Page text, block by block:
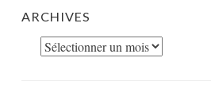
ARCHIVES
Archives